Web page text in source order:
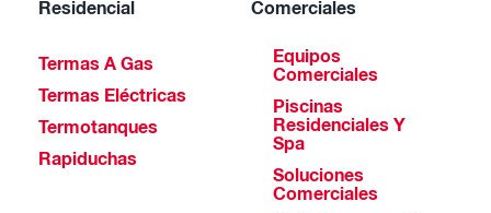
Residencial
Termas A Gas
Termas Eléctricas
Termotanques
Rapiduchas
Comerciales
Equipos
Comerciales
Piscinas
Residenciales Y
Spa
Soluciones
Comerciales